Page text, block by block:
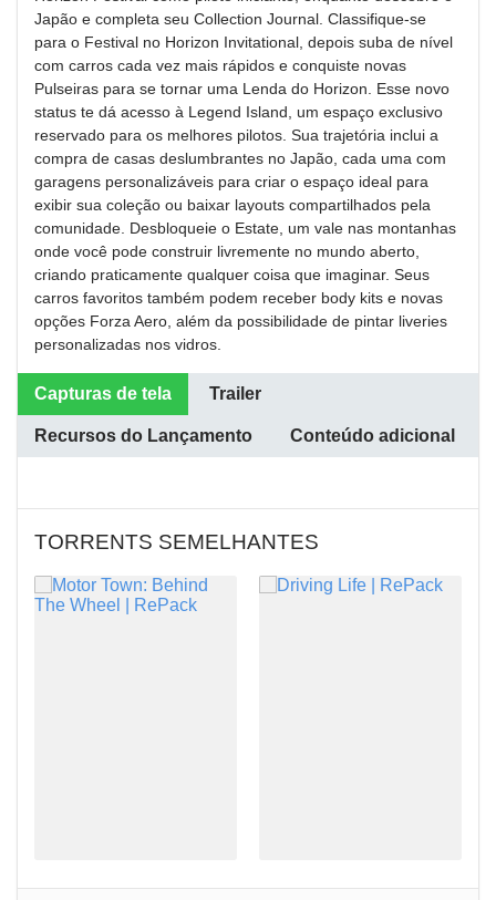
Japão e completa seu Collection Journal. Classifique-se
para o Festival no Horizon Invitational, depois suba de nível
com carros cada vez mais rápidos e conquiste novas
Pulseiras para se tornar uma Lenda do Horizon. Esse novo
status te dá acesso à Legend Island, um espaço exclusivo
reservado para os melhores pilotos. Sua trajetória inclui a
compra de casas deslumbrantes no Japão, cada uma com
garagens personalizáveis para criar o espaço ideal para
exibir sua coleção ou baixar layouts compartilhados pela
comunidade. Desbloqueie o Estate, um vale nas montanhas
onde você pode construir livremente no mundo aberto,
criando praticamente qualquer coisa que imaginar. Seus
carros favoritos também podem receber body kits e novas
opções Forza Aero, além da possibilidade de pintar liveries
personalizadas nos vidros.
Capturas de tela Trailer
Recursos do Lançamento Conteúdo adicional
TORRENTS SEMELHANTES